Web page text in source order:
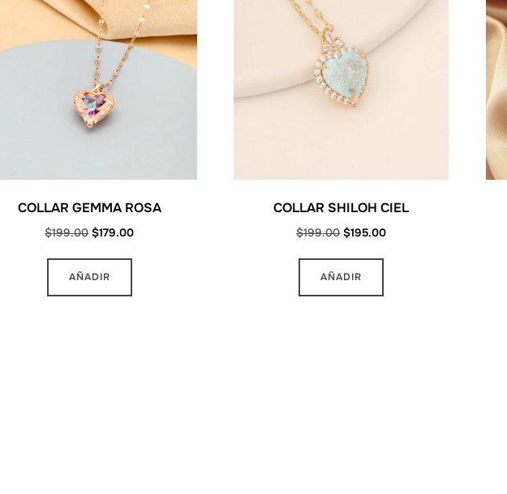
COLLAR GEMMA ROSA
$199.00 Original
was:
$179.00Current
AÑADIR
COLLAR SHILOH CIEL
$199.00 Original
was:
$195.00Current
AÑADIR